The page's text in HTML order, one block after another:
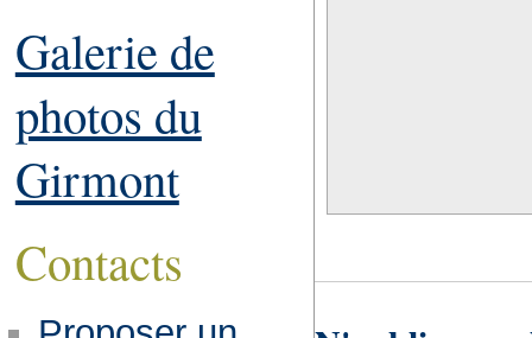
Galerie de
photos du
Girmont
Contacts